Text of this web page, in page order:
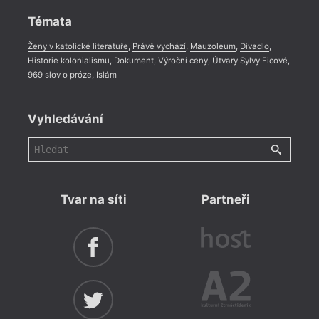
Témata
Ženy v katolické literatuře, Právě vychází, Mauzoleum, Divadlo,
Historie kolonialismu, Dokument, Výroční ceny, Útvary Sylvy Ficové,
969 slov o próze, Islám
Vyhledávání
Tvar na síti Partneři